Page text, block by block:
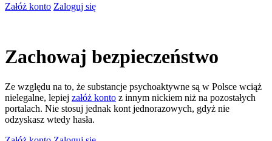
Załóż konto Zaloguj się
Zachowaj bezpieczeństwo
Ze względu na to, że substancje psychoaktywne są w Polsce wciąż
nielegalne, lepiej załóż konto z innym nickiem niż na pozostałych
portalach. Nie stosuj jednak kont jednorazowych, gdyż nie
odzyskasz wtedy hasła.